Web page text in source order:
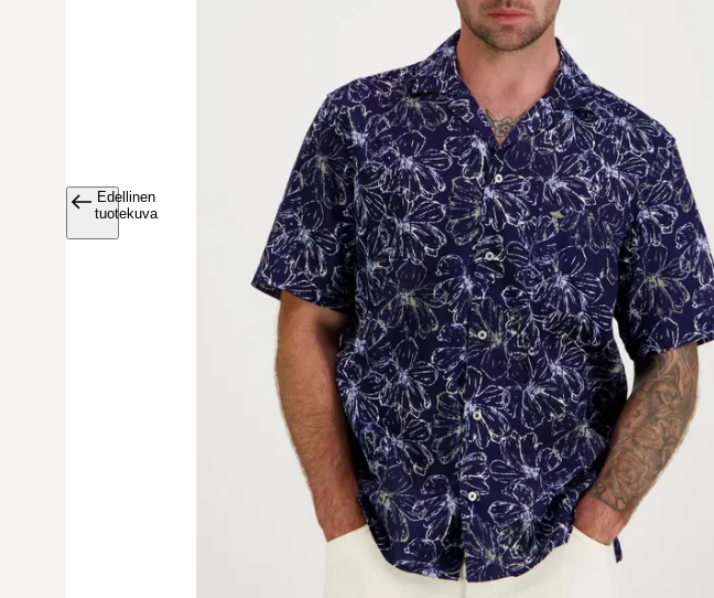
Avaa tuotekuva suurennettuna
Edellinen
tuotekuva